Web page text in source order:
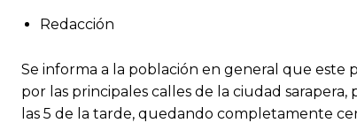
Redacción
Se informa a la población en general que este
por las principales calles de la ciudad
las 5 de la tarde, quedando completamente